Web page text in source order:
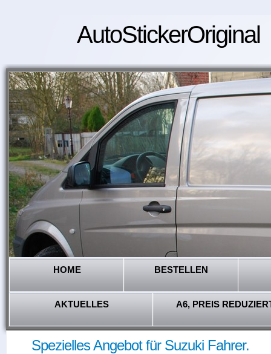
AutoStickerOriginal
HOME BESTELLEN
AKTUELLES A6, PREIS
Spezielles Angebot für Suzuki Fahrer.